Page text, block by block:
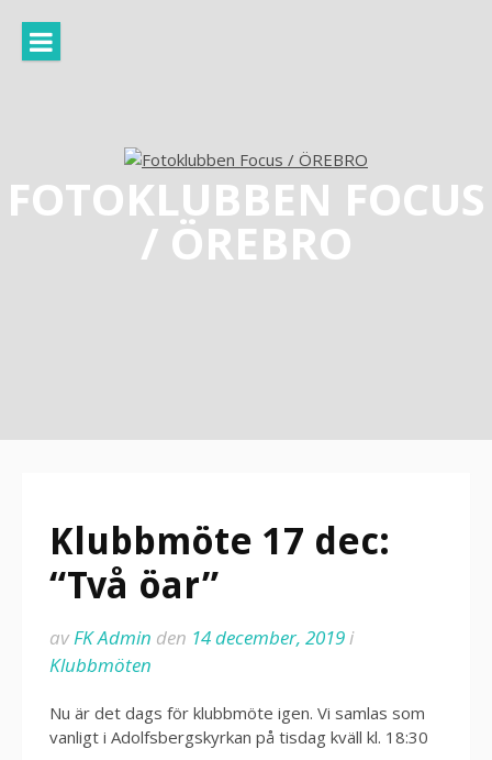
innehåll
FOTOKLUBBEN FOCUS
/ ÖREBRO
Klubbmöte 17 dec:
“Två öar”
avFK Admin den 14 december, 2019i
Klubbmöten
Nu är det dags för klubbmöte igen. Vi samlas som
vanligt i Adolfsbergskyrkan på tisdag kväll kl. 18:30